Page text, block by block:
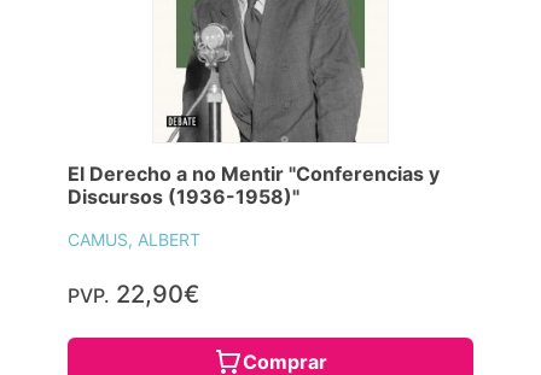
El Derecho a no Mentir "Conferencias y
Discursos (1936-1958)"
CAMUS, ALBERT
PVP. 22,90€
Comprar